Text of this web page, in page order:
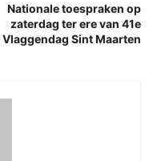
Nationale toespraken op
zaterdag ter ere van 41e
Vlaggendag Sint Maarten